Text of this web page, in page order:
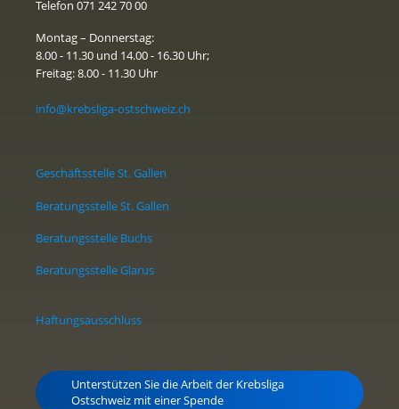
Telefon 071 242 70 00
Montag – Donnerstag:
8.00 - 11.30 und 14.00 - 16.30 Uhr;
Freitag: 8.00 - 11.30 Uhr
info@krebsliga-ostschweiz.ch
Geschäftsstelle St. Gallen
Beratungsstelle St. Gallen
Beratungsstelle Buchs
Beratungsstelle Glarus
Haftungsausschluss
Unterstützen Sie die Arbeit der Krebsliga
Ostschweiz mit einer Spende